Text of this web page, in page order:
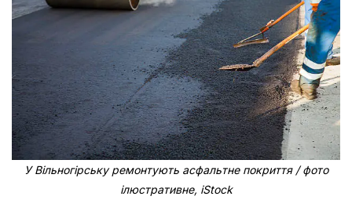
У Вільногірську ремонтують асфальтне покриття / фото
ілюстративне, iStock